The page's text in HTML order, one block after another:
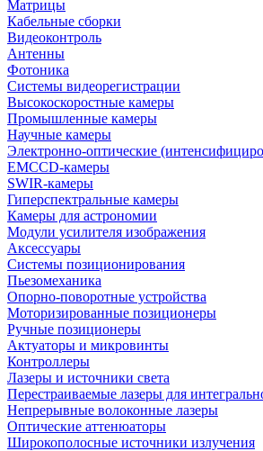
Матрицы
Кабельные сборки
Видеоконтроль
Антенны
Фотоника
Cистемы видеорегистрации
Высокоскоростные камеры
Промышленные камеры
Научные камеры
Электронно-оптические
EMCCD-камеры
SWIR-камеры
Гиперспектральные камеры
Камеры для астрономии
Модули усилителя изображения
Аксессуары
Системы позиционирования
Пьезомеханика
Опорно-поворотные устройства
Моторизированные позиционеры
Ручные позиционеры
Актуаторы и микровинты
Контроллеры
Лазеры и источники света
Перестраиваемые лазеры для
Непрерывные волоконные лазеры
Оптические аттенюаторы
Широкополосные источники излучения